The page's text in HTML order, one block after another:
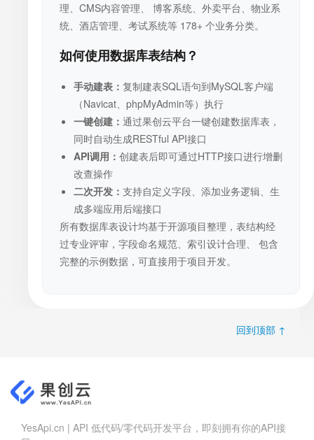
理、CMS内容管理、 博客系统、外卖平台、物业系
统、酒店管理、考试系统等 178+ 个业务分类。
如何使用数据库表结构？
手动建表： 复制建表SQL语句到MySQL客户端
（Navicat、phpMyAdmin等）执行
一键创建： 通过果创云平台一键创建数据库表，
同时自动生成RESTful API接口
API调用： 创建表后即可通过HTTP接口进行增删
改查操作
二次开发： 支持自定义字段、添加业务逻辑、生
成多端应用后端接口
所有数据库表设计均基于开源项目整理，表结构经
过专业评审，字段命名规范、索引设计合理、 包含
完整的示例数据，可直接用于项目开发。
回到顶部 ↑
YesApi.cn | API 低代码/零代码开发平台，即刻拥有你的API接